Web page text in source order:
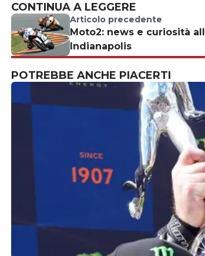
CONTINUA A LEGGERE
Articolo precedente
Moto2: news e curiosità
Indianapolis
POTREBBE ANCHE PIACERTI